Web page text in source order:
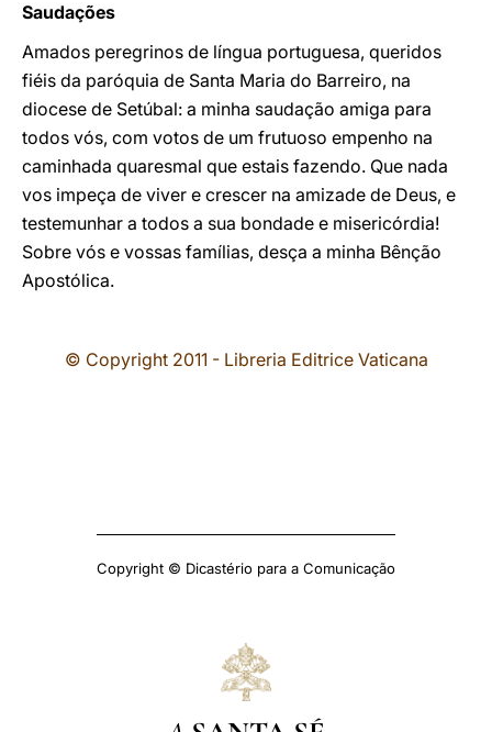
Saudações
Amados peregrinos de língua portuguesa, queridos
fiéis da paróquia de Santa Maria do Barreiro, na
diocese de Setúbal: a minha saudação amiga para
todos vós, com votos de um frutuoso empenho na
caminhada quaresmal que estais fazendo. Que nada
vos impeça de viver e crescer na amizade de Deus, e
testemunhar a todos a sua bondade e misericórdia!
Sobre vós e vossas famílias, desça a minha Bênção
Apostólica.
© Copyright 2011 - Libreria Editrice Vaticana
Copyright © Dicastério para a Comunicação